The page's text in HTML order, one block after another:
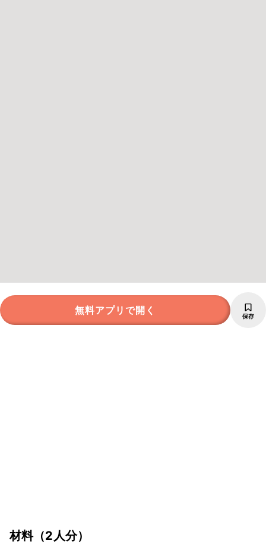
無料アプリで開く 保存
材料（2人分）